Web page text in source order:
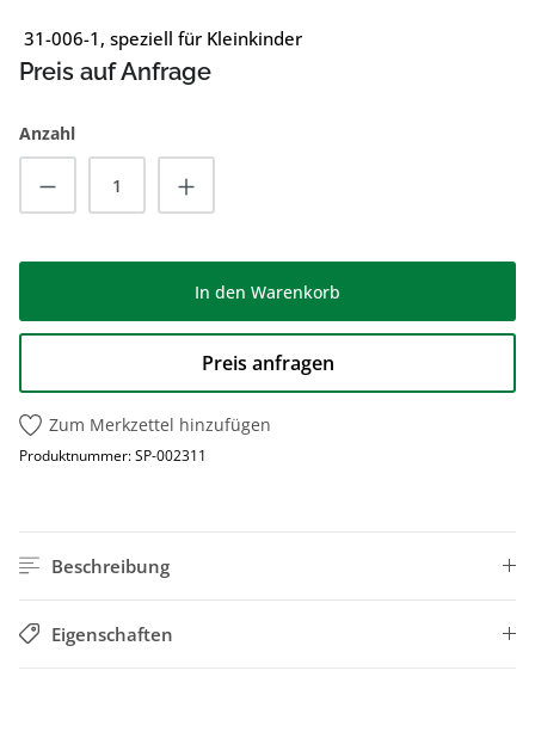
31-006-1, speziell für Kleinkinder
Preis auf Anfrage
Anzahl
Produkt Anzahl: Gib den gewünschten
In den Warenkorb
Preis anfragen
Zum Merkzettel hinzufügen
Produktnummer:SP-002311
Beschreibung
Eigenschaften